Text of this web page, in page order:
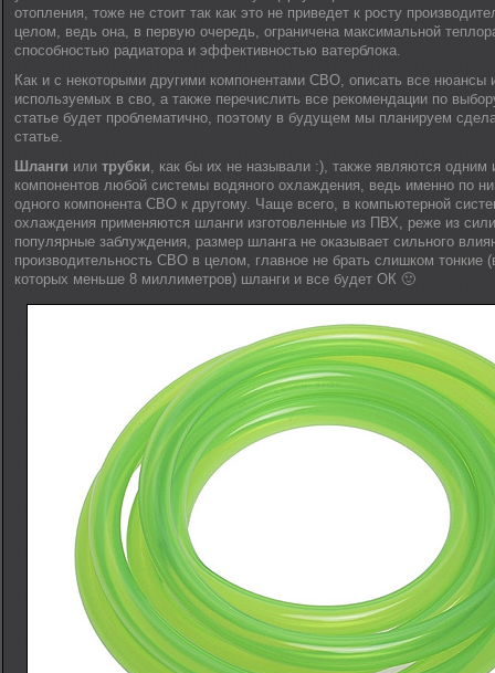
отопления, тоже не стоит так как это не приведет к росту
целом, ведь она, в первую очередь, ограничена максимальной
способностью радиатора и эффективностью ватерблока.
Как и с некоторыми другими компонентами СВО, описать все нюансы
используемых в сво, а также перечислить все рекомендации по
статье будет проблематично, поэтому в будущем мы планируем
статье.
Шланги или трубки , как бы их не называли :), также являются одним
компонентов любой системы водяного охлаждения, ведь именно по
одного компонента СВО к другому. Чаще всего, в компьютерной
охлаждения применяются шланги изготовленные из ПВХ, реже из
популярные заблуждения, размер шланга не оказывает сильного
производительность СВО в целом, главное не брать слишком тонкие
которых меньше 8 миллиметров) шланги и все будет ОК 🙂